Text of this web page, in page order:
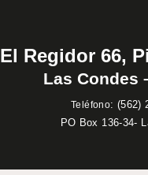
El Regidor 66,
Las Condes
Teléfono: (562)
PO Box 136-34-